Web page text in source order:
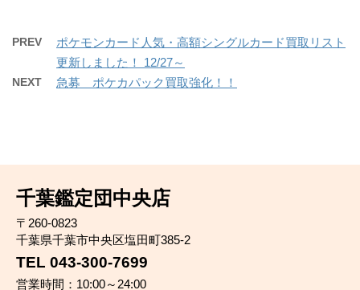
PREV
ポケモンカード人気・高額シングルカード買取リスト
更新しました！ 12/27～
NEXT 急募 ポケカパック買取強化！！
千葉鑑定団中央店
〒260-0823
千葉県千葉市中央区塩田町385-2
TEL 043-300-7699
営業時間：10:00～24:00